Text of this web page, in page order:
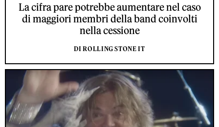
La cifra pare potrebbe aumentare nel caso
di maggiori membri della band coinvolti
nella cessione
DI ROLLING STONE IT